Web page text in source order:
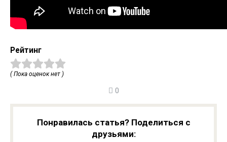
Рейтинг
( Пока оценок нет )
0
Понравилась статья? Поделиться с
друзьями: